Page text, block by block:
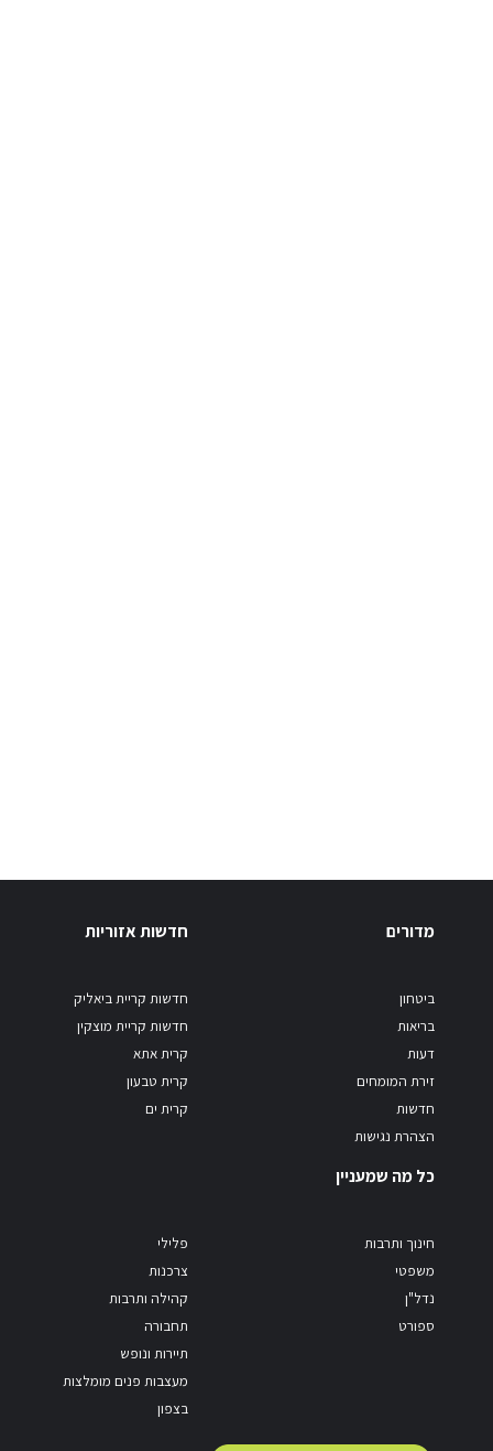
מדורים
ביטחון
בריאות
דעות
זירת המומחים
חדשות
הצהרת נגישות
חדשות אזוריות
חדשות קריית ביאליק
חדשות קריית מוצקין
קרית אתא
קרית טבעון
קרית ים
כל מה שמעניין
חינוך ותרבות
משפטי
נדל"ן
ספורט
פלילי
צרכנות
קהילה ותרבות
תחבורה
תיירות ונופש
מעצבות פנים מומלצות
בצפון